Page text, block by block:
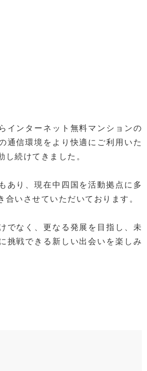
インターネット無料マンションの
通信環境をより快適にご利用いた
し続けてきました。
あり、現在中四国を活動拠点に多
合いさせていただいております。
でなく、更なる発展を目指し、未
挑戦できる新しい出会いを楽しみ